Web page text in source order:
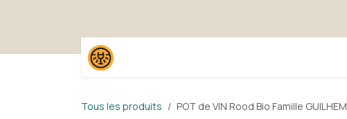
Tous les produits POT de VIN Rood Bio Famille GUILHEM